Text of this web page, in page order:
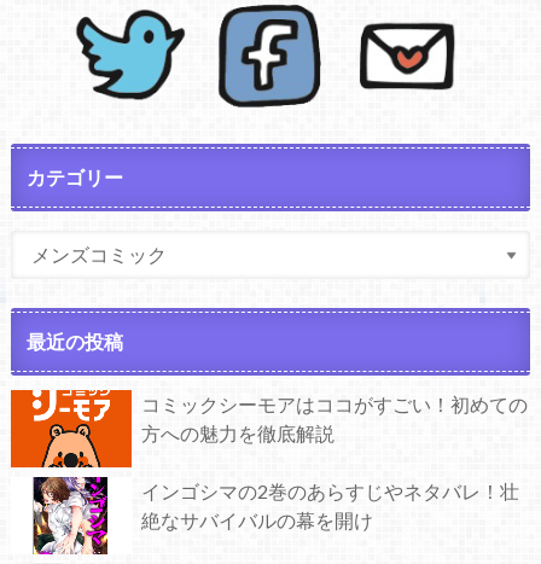
カテゴリー
最近の投稿
コミックシーモアはココがすごい！初めての
方への魅力を徹底解説
インゴシマの2巻のあらすじやネタバレ！壮
絶なサバイバルの幕を開け